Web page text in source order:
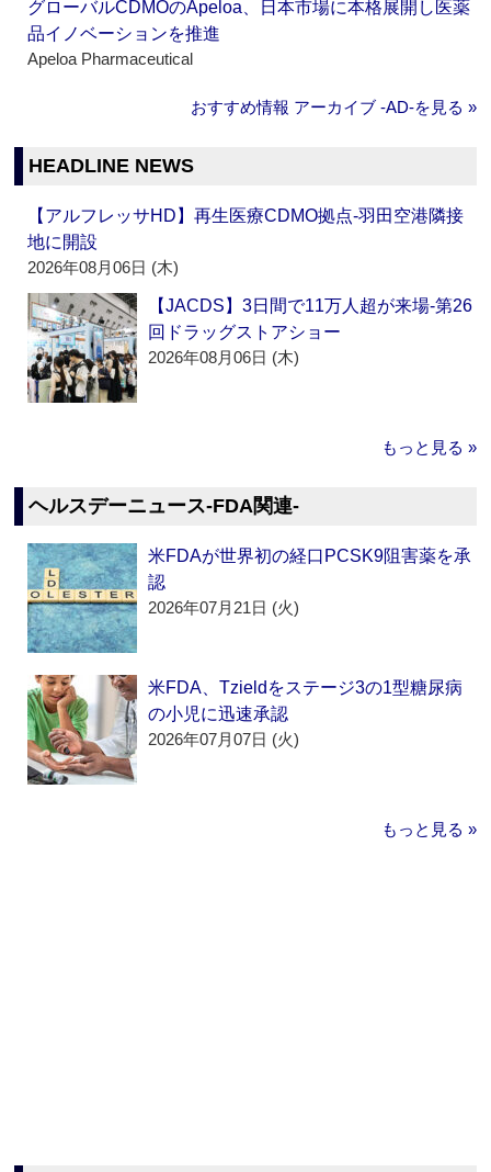
グローバルCDMOのApeloa、日本市場に本格展開し医薬
品イノベーションを推進
Apeloa Pharmaceutical
おすすめ情報 アーカイブ ‐AD‐を見る »
HEADLINE NEWS
【アルフレッサHD】再生医療CDMO拠点‐羽田空港隣接
地に開設
2026年08月06日 (木)
【JACDS】3日間で11万人超が来場‐第26
回ドラッグストアショー
2026年08月06日 (木)
もっと見る »
ヘルスデーニュース‐FDA関連‐
米FDAが世界初の経口PCSK9阻害薬を承
認
2026年07月21日 (火)
米FDA、Tzieldをステージ3の1型糖尿病
の小児に迅速承認
2026年07月07日 (火)
もっと見る »